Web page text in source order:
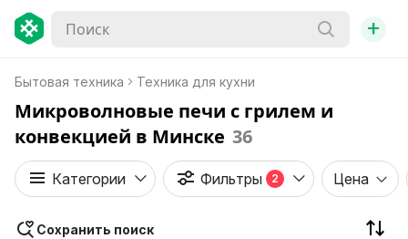
+
Бытовая техника Техника для кухни
Микроволновые печи с грилем и
конвекцией в Минске 36
Категории Фильтры 2 Цена
Сохранить поиск